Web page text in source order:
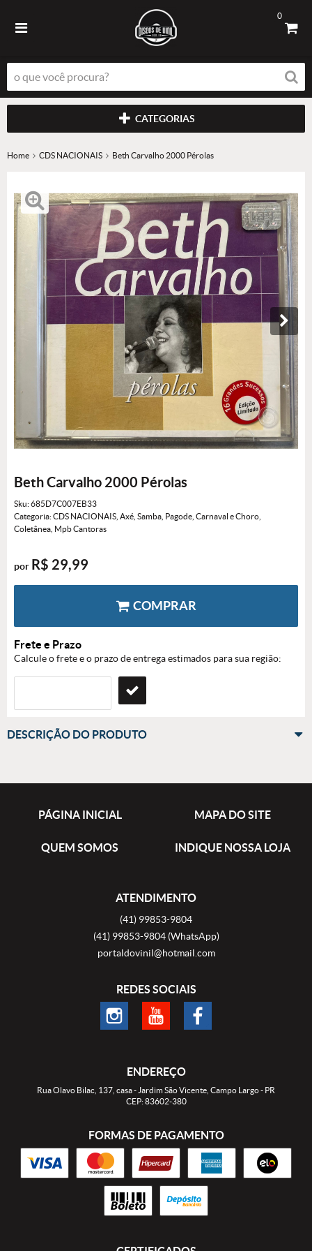
0
CATEGORIAS
Home CDS NACIONAIS Beth Carvalho 2000 Pérolas
Beth Carvalho 2000 Pérolas
Sku:685D7C007EB33
Categoria:CDS NACIONAIS Axé, Samba, Pagode, Carnaval e Choro
Coletânea Mpb Cantoras
por R$ 29,99
COMPRAR
Frete e Prazo
Calcule o frete e o prazo de entrega estimados para sua região:
DESCRIÇÃO DO PRODUTO
PÁGINA INICIAL MAPA DO SITE
QUEM SOMOS INDIQUE NOSSA LOJA
ATENDIMENTO
(41) 99853-9804
(41)99853-9804 (WhatsApp)
portaldovinil@hotmail.com
REDES SOCIAIS
ENDEREÇO
Rua Olavo Bilac, 137, casa- Jardim São Vicente, Campo Largo- PR
CEP: 83602-380
FORMAS DE PAGAMENTO